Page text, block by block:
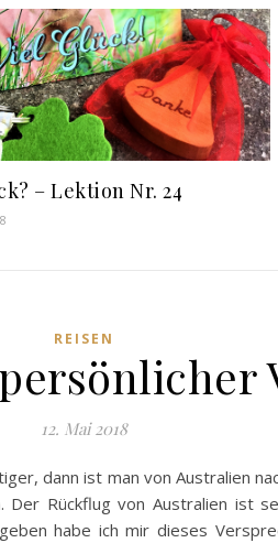
– Lektion Nr. 24
REISEN
12. Mai 2018
dann ist man von Australien
Rückflug von Australien ist
habe ich mir dieses